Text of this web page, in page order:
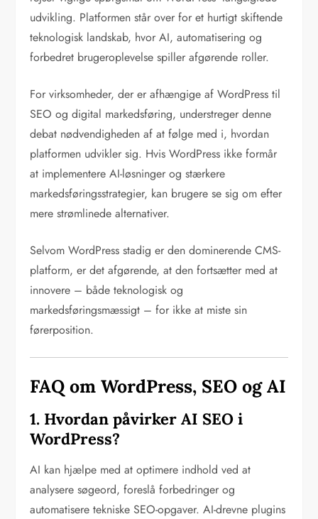
udvikling. Platformen står over for et hurtigt skiftende
teknologisk landskab, hvor AI, automatisering og
forbedret brugeroplevelse spiller afgørende roller.
For virksomheder, der er afhængige af WordPress til
SEO og digital markedsføring, understreger denne
debat nødvendigheden af at følge med i, hvordan
platformen udvikler sig. Hvis WordPress ikke formår
at implementere AI-løsninger og stærkere
markedsføringsstrategier, kan brugere se sig om efter
mere strømlinede alternativer.
Selvom WordPress stadig er den dominerende CMS-
platform, er det afgørende, at den fortsætter med at
innovere – både teknologisk og
markedsføringsmæssigt – for ikke at miste sin
førerposition.
FAQ om WordPress, SEO og AI
1. Hvordan påvirker AI SEO i
WordPress?
AI kan hjælpe med at optimere indhold ved at
analysere søgeord, foreslå forbedringer og
automatisere tekniske SEO-opgaver. AI-drevne plugins